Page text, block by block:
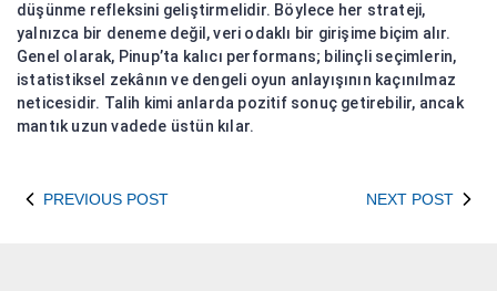
düşünme refleksini geliştirmelidir. Böylece her strateji,
yalnızca bir deneme değil, veri odaklı bir girişime biçim alır.
Genel olarak, Pinup’ta kalıcı performans; bilinçli seçimlerin,
istatistiksel zekânın ve dengeli oyun anlayışının kaçınılmaz
neticesidir. Talih kimi anlarda pozitif sonuç getirebilir, ancak
mantık uzun vadede üstün kılar.
PREVIOUS POST NEXT POST